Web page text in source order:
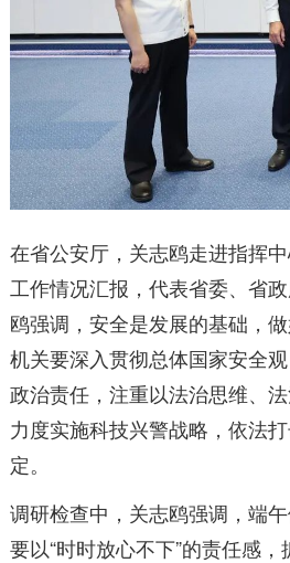
在省公安厅，关志鸥走进指挥
工作情况汇报，代表省委、省
鸥强调，安全是发展的基础，
机关要深入贯彻总体国家安全
政治责任，注重以法治思维、
力度实施科技兴警战略，依法
定。
调研检查中，关志鸥强调，端
要以“时时放心不下”的责任感